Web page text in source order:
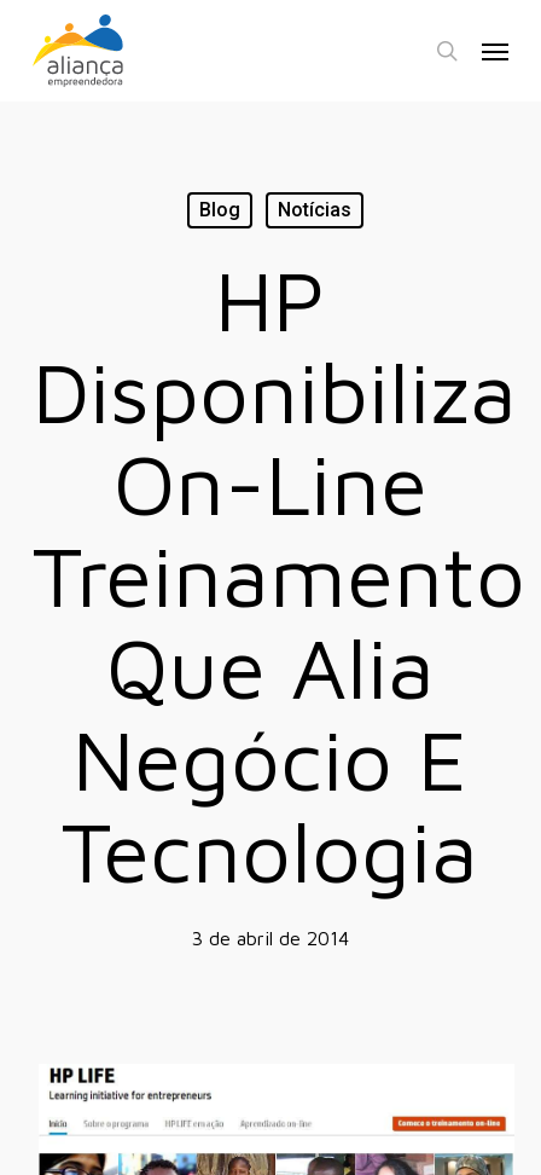
search
Blog Notícias
HP
Disponibiliza
On-Line
Treinamento
Que Alia
Negócio E
Tecnologia
3 de abril de 2014